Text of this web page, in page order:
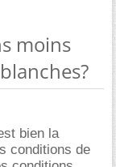
moins
bien la
conditions de